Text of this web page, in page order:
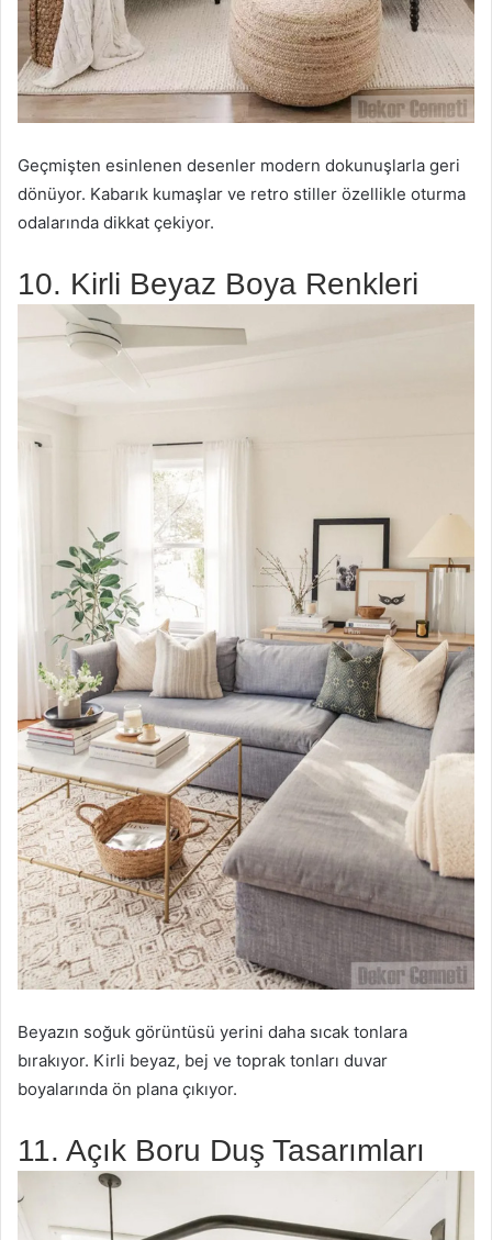
Geçmişten esinlenen desenler modern dokunuşlarla geri
dönüyor. Kabarık kumaşlar ve retro stiller özellikle oturma
odalarında dikkat çekiyor.
10. Kirli Beyaz Boya Renkleri
Beyazın soğuk görüntüsü yerini daha sıcak tonlara
bırakıyor. Kirli beyaz, bej ve toprak tonları duvar
boyalarında ön plana çıkıyor.
11. Açık Boru Duş Tasarımları